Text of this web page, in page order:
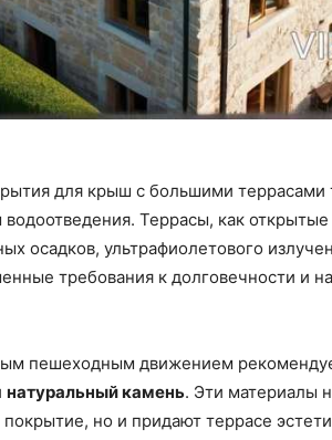
для крыш с большими террасами
Террасы, как
осадков, ультрафиолетового
требования к долговечности и
пешеходным движением
натуральный камень. Эти материалы
но и придают террасе